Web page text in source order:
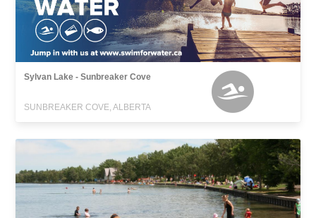
Sylvan Lake - Sunbreaker Cove
SUNBREAKER COVE, ALBERTA